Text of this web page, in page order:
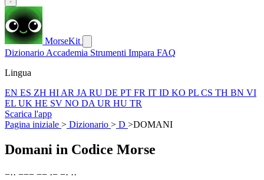
MorseKit
Dizionario Accademia Strumenti Impara FAQ
Lingua
EN ES ZH HI AR JA RU DE PT FR IT ID KO PL CS TH BN VI
EL UK HE SV NO DA UR HU TR
Scarica l'app
Pagina iniziale > Dizionario > D >DOMANI
Domani in Codice Morse
−·· −−− −− ·− −· ··